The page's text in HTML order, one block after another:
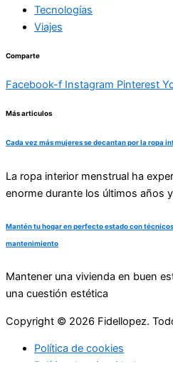
Tecnologías
Viajes
Comparte
Facebook-f Instagram Pinterest
Más articulos
Cada vez más mujeres se decantan por la ropa
La ropa interior menstrual ha
enorme durante los últimos años y
Mantén tu hogar en perfecto estado con
mantenimiento
Mantener una vivienda en buen
una cuestión estética
Copyright © 2026 Fidellopez.
Política de cookies
Política de privacidad